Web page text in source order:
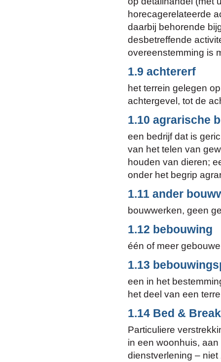
horecagerelateerde
daarbij behorende
desbetreffende
overeenstemming is
1.9 achtererf
het terrein gelegen
achtergevel, tot de
1.10 agrarische
een bedrijf dat is
van het telen van
houden van dieren;
onder het begrip
1.11 ander
bouwwerken, geen
1.12 bebouwing
één of meer
1.13
een in het
het deel van een
1.14 Bed &
Particuliere
in een woonhuis,
dienstverlening –